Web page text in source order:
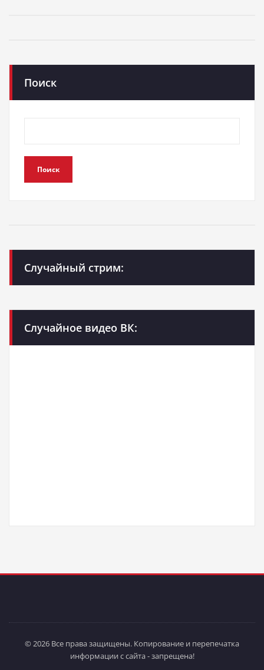
Поиск
Поиск
Случайный стрим:
Случайное видео ВК:
© 2026 Все права защищены. Копирование и перепечатка
информации с сайта - запрещена!